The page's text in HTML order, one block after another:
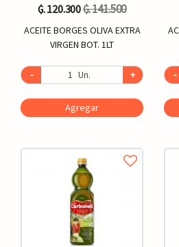
₲. 120.300₲. 141.500
ACEITE BORGES OLIVA EXTRA
VIRGEN BOT. 1LT
- Un. +
Agregar
-